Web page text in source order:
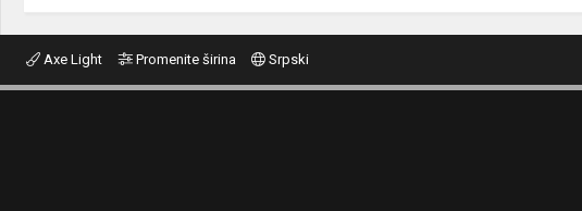
Axe Light Promenite širina Srpski